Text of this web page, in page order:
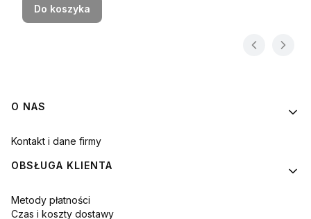
Do koszyka
Linki w stopce
O NAS
Kontakt i dane firmy
OBSŁUGA KLIENTA
Metody płatności
Czas i koszty dostawy